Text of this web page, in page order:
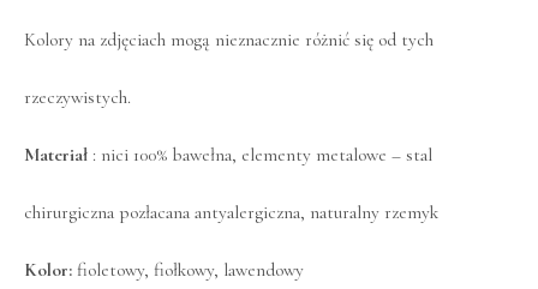
Kolory na zdjęciach mogą nieznacznie różnić się od tych
rzeczywistych.
Materiał : nici 100% bawełna, elementy metalowe – stal
chirurgiczna pozłacana antyalergiczna, naturalny rzemyk
Kolor: fioletowy, fiołkowy, lawendowy